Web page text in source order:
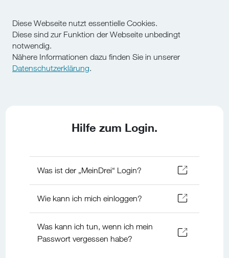
Diese Webseite nutzt essentielle Cookies.
Diese sind zur Funktion der Webseite unbedingt
notwendig.
Nähere Informationen dazu finden Sie in unserer
Datenschutzerklärung.
Hilfe zum Login.
Was ist der „MeinDrei“ Login?
Wie kann ich mich einloggen?
Was kann ich tun, wenn ich mein
Passwort vergessen habe?